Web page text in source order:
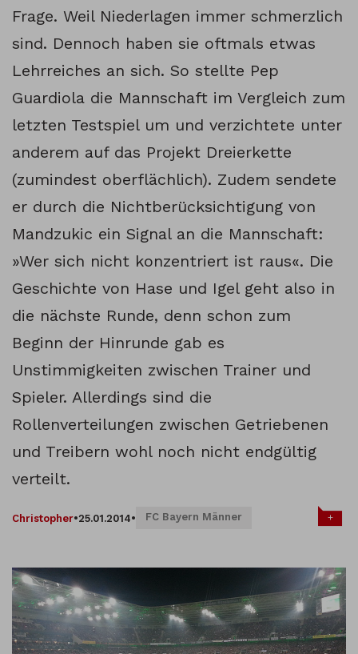
Frage. Weil Niederlagen immer schmerzlich
sind. Dennoch haben sie oftmals etwas
Lehrreiches an sich. So stellte Pep
Guardiola die Mannschaft im Vergleich zum
letzten Testspiel um und verzichtete unter
anderem auf das Projekt Dreierkette
(zumindest oberflächlich). Zudem sendete
er durch die Nichtberücksichtigung von
Mandzukic ein Signal an die Mannschaft:
»Wer sich nicht konzentriert ist raus«. Die
Geschichte von Hase und Igel geht also in
die nächste Runde, denn schon zum
Beginn der Hinrunde gab es
Unstimmigkeiten zwischen Trainer und
Spieler. Allerdings sind die
Rollenverteilungen zwischen Getriebenen
und Treibern wohl noch nicht endgültig
verteilt.
Christopher•25.01.2014• FC Bayern Männer +